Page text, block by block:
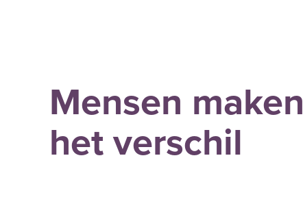
Mensen maken
het verschil